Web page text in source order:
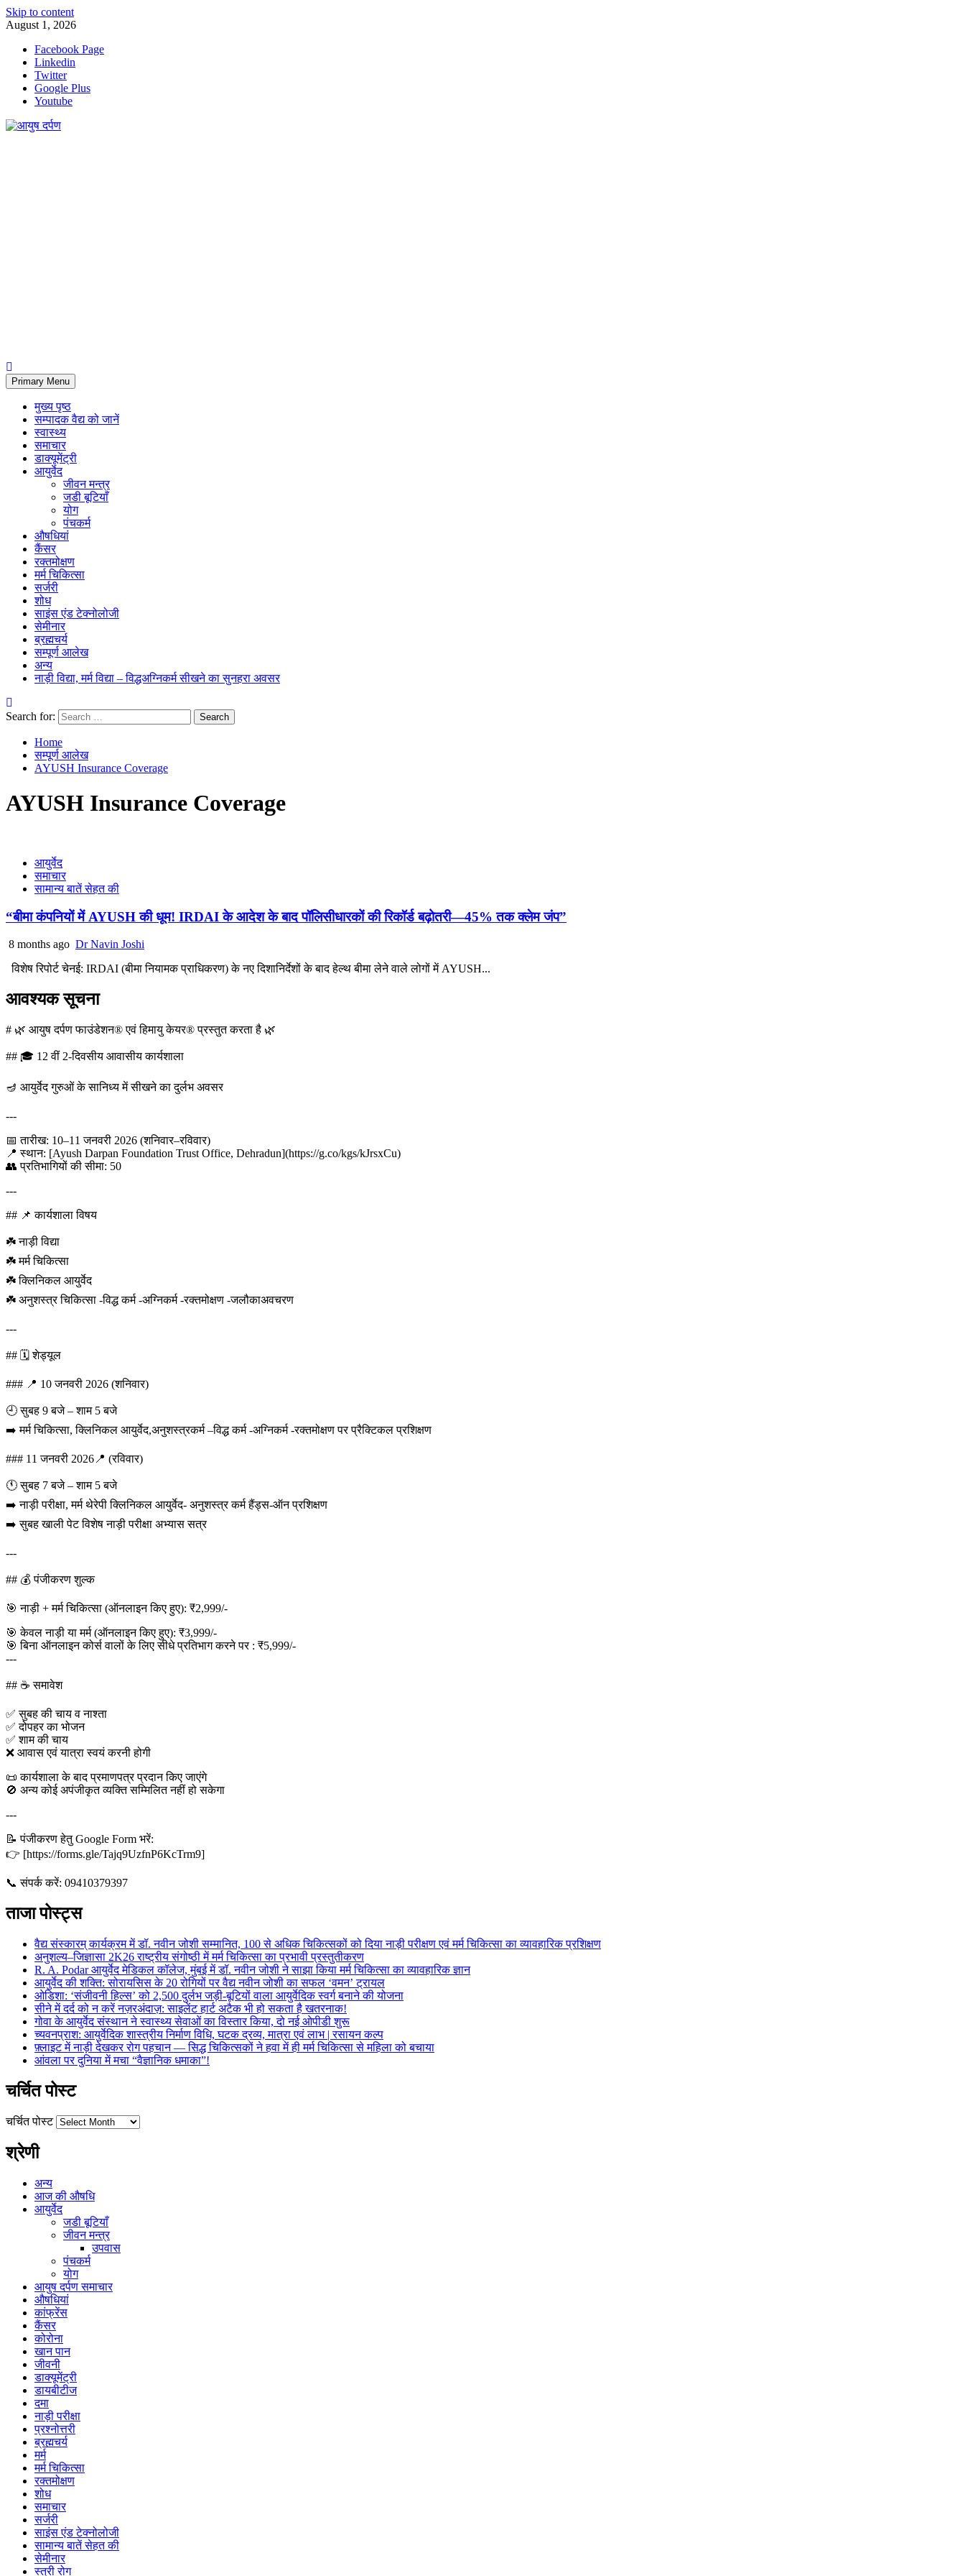
Skip to content
August 1, 2026
Facebook Page
Linkedin
Twitter
Google Plus
Youtube
Primary Menu
मुख्य पृष्ठ
सम्पादक वैद्य को जानें
स्वास्थ्य
समाचार
डाक्यूमेंट्री
आयुर्वेद
जीवन मन्त्र
जडी बूटियाँ
योग
पंचकर्म
औषधियां
कैंसर
रक्तमोक्षण
मर्म चिकित्सा
सर्जरी
शोध
साइंस एंड टेक्नोलोजी
सेमीनार
ब्रह्मचर्य
सम्पूर्ण आलेख
अन्य
नाड़ी विद्या, मर्म विद्या – विद्धअग्निकर्म सीखने का सुनहरा अवसर
Search for:
Home
सम्पूर्ण आलेख
AYUSH Insurance Coverage
AYUSH Insurance Coverage
आयुर्वेद
समाचार
सामान्य बातें सेहत की
“बीमा कंपनियों में AYUSH की धूम! IRDAI के आदेश के बाद पॉलिसीधारकों की रिकॉर्ड बढ़ोतरी—45% तक क्लेम जंप”
8 months ago Dr Navin Joshi
विशेष रिपोर्ट चेनई: IRDAI (बीमा नियामक प्राधिकरण) के नए दिशानिर्देशों के बाद हेल्थ बीमा लेने वाले लोगों में AYUSH...
आवश्यक सूचना
# 🌿 आयुष दर्पण फाउंडेशन® एवं हिमायु केयर® प्रस्तुत करता है 🌿
## 🎓 12 वीं 2-दिवसीय आवासीय कार्यशाला
🪔 आयुर्वेद गुरुओं के सानिध्य में सीखने का दुर्लभ अवसर
---
📅 तारीख: 10–11 जनवरी 2026 (शनिवार–रविवार)
📍 स्थान: [Ayush Darpan Foundation Trust Office, Dehradun](https://g.co/kgs/kJrsxCu)
👥 प्रतिभागियों की सीमा: 50
---
## 📌 कार्यशाला विषय
☘️ नाड़ी विद्या
☘️ मर्म चिकित्सा
☘️ क्लिनिकल आयुर्वेद
☘️ अनुशस्त्र चिकित्सा -विद्ध कर्म -अग्निकर्म -रक्तमोक्षण -जलौकाअवचरण
---
## 🗓️ शेड्यूल
### 📍 10 जनवरी 2026 (शनिवार)
🕘 सुबह 9 बजे – शाम 5 बजे
➡️ मर्म चिकित्सा, क्लिनिकल आयुर्वेद,अनुशस्त्रकर्म –विद्ध कर्म -अग्निकर्म -रक्तमोक्षण पर प्रैक्टिकल प्रशिक्षण
### 11 जनवरी 2026📍 (रविवार)
🕚 सुबह 7 बजे – शाम 5 बजे
➡️ नाड़ी परीक्षा, मर्म थेरेपी क्लिनिकल आयुर्वेद- अनुशस्त्र कर्म हैंड्स-ऑन प्रशिक्षण
➡️ सुबह खाली पेट विशेष नाड़ी परीक्षा अभ्यास सत्र
---
## 💰 पंजीकरण शुल्क
🎯 नाड़ी + मर्म चिकित्सा (ऑनलाइन किए हुए): ₹2,999/-
🎯 केवल नाड़ी या मर्म (ऑनलाइन किए हुए): ₹3,999/-
🎯 बिना ऑनलाइन कोर्स वालों के लिए सीधे प्रतिभाग करने पर : ₹5,999/-
---
## ☕ समावेश
✅ सुबह की चाय व नाश्ता
✅ दोपहर का भोजन
✅ शाम की चाय
❌ आवास एवं यात्रा स्वयं करनी होगी
📜 कार्यशाला के बाद प्रमाणपत्र प्रदान किए जाएंगे
🚫 अन्य कोई अपंजीकृत व्यक्ति सम्मिलित नहीं हो सकेगा
---
📝 पंजीकरण हेतु Google Form भरें:
👉 [https://forms.gle/Tajq9UzfnP6KcTrm9]
📞 संपर्क करें: 09410379397
ताजा पोस्ट्स
वैद्य संस्कारम् कार्यक्रम में डॉ. नवीन जोशी सम्मानित, 100 से अधिक चिकित्सकों को दिया नाड़ी परीक्षण एवं मर्म चिकित्सा का व्यावहारिक प्रशिक्षण
अनुशल्य–जिज्ञासा 2K26 राष्ट्रीय संगोष्ठी में मर्म चिकित्सा का प्रभावी प्रस्तुतीकरण
R. A. Podar आयुर्वेद मेडिकल कॉलेज, मुंबई में डॉ. नवीन जोशी ने साझा किया मर्म चिकित्सा का व्यावहारिक ज्ञान
आयुर्वेद की शक्ति: सोरायसिस के 20 रोगियों पर वैद्य नवीन जोशी का सफल ‘वमन’ ट्रायल
ओडिशा: ‘संजीवनी हिल्स’ को 2,500 दुर्लभ जड़ी-बूटियों वाला आयुर्वेदिक स्वर्ग बनाने की योजना
सीने में दर्द को न करें नज़रअंदाज़: साइलेंट हार्ट अटैक भी हो सकता है खतरनाक!
गोवा के आयुर्वेद संस्थान ने स्वास्थ्य सेवाओं का विस्तार किया, दो नई ओपीडी शुरू
च्यवनप्राश: आयुर्वेदिक शास्त्रीय निर्माण विधि, घटक द्रव्य, मात्रा एवं लाभ | रसायन कल्प
फ़्लाइट में नाड़ी देखकर रोग पहचान — सिद्ध चिकित्सकों ने हवा में ही मर्म चिकित्सा से महिला को बचाया
आंवला पर दुनिया में मचा “वैज्ञानिक धमाका”!
चर्चित पोस्ट
चर्चित पोस्ट
श्रेणी
अन्य
आज की औषधि
आयुर्वेद
जडी बूटियाँ
जीवन मन्त्र
उपवास
पंचकर्म
योग
आयुष दर्पण समाचार
औषधियां
कांफ्रेंस
कैंसर
कोरोना
खान पान
जीवनी
डाक्यूमेंट्री
डायबीटीज
दमा
नाड़ी परीक्षा
प्रश्नोत्तरी
ब्रह्मचर्य
मर्म
मर्म चिकित्सा
रक्तमोक्षण
शोध
समाचार
सर्जरी
साइंस एंड टेक्नोलोजी
सामान्य बातें सेहत की
सेमीनार
स्त्री रोग